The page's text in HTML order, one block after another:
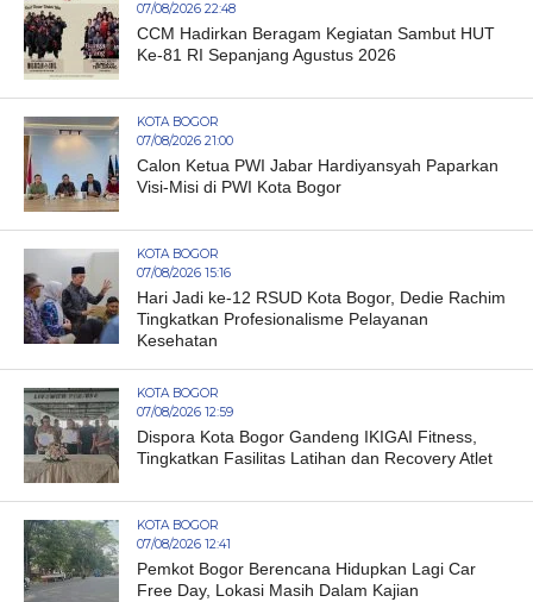
07/08/2026 22:48
CCM Hadirkan Beragam Kegiatan Sambut HUT
Ke-81 RI Sepanjang Agustus 2026
KOTA BOGOR
07/08/2026 21:00
Calon Ketua PWI Jabar Hardiyansyah Paparkan
Visi-Misi di PWI Kota Bogor
KOTA BOGOR
07/08/2026 15:16
Hari Jadi ke-12 RSUD Kota Bogor, Dedie Rachim
Tingkatkan Profesionalisme Pelayanan
Kesehatan
KOTA BOGOR
07/08/2026 12:59
Dispora Kota Bogor Gandeng IKIGAI Fitness,
Tingkatkan Fasilitas Latihan dan Recovery Atlet
KOTA BOGOR
07/08/2026 12:41
Pemkot Bogor Berencana Hidupkan Lagi Car
Free Day, Lokasi Masih Dalam Kajian